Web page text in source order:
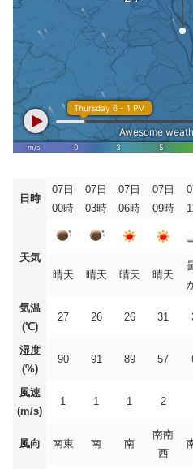
日時
07日
00時
07日
03時
07日
06時
07日
09時
天気
晴天
晴天 晴天 晴天
気温
(℃)
27 26 26 31
湿度
(%)
90 91 89 57
風速
(m/s)
1 1 1 2
風向 南東 南 南
南南
西